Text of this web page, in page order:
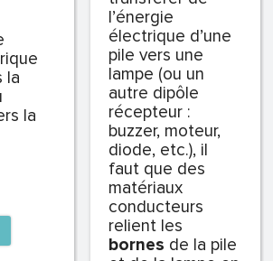
la
la
l’énergie
électrique d’une
pile vers une
lampe (ou un
autre dipôle
récepteur :
buzzer, moteur,
diode, etc.), il
faut que des
matériaux
conducteurs
relient les
bornes de la pile